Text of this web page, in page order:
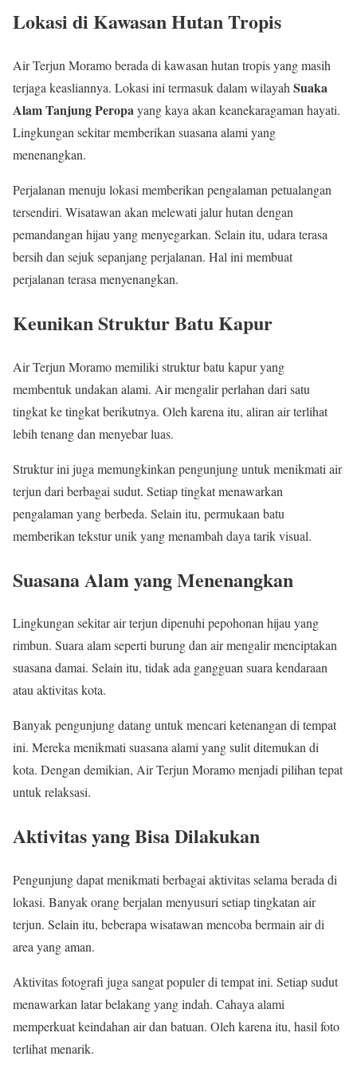
Lokasi di Kawasan Hutan Tropis
Air Terjun Moramo berada di kawasan hutan tropis yang masih
terjaga keasliannya. Lokasi ini termasuk dalam wilayah Suaka
Alam Tanjung Peropayang kaya akan keanekaragaman hayati.
Lingkungan sekitar memberikan suasana alami yang
menenangkan.
Perjalanan menuju lokasi memberikan pengalaman petualangan
tersendiri. Wisatawan akan melewati jalur hutan dengan
pemandangan hijau yang menyegarkan. Selain itu, udara terasa
bersih dan sejuk sepanjang perjalanan. Hal ini membuat
perjalanan terasa menyenangkan.
Keunikan Struktur Batu Kapur
Air Terjun Moramo memiliki struktur batu kapur yang
membentuk undakan alami. Air mengalir perlahan dari satu
tingkat ke tingkat berikutnya. Oleh karena itu, aliran air terlihat
lebih tenang dan menyebar luas.
Struktur ini juga memungkinkan pengunjung untuk menikmati air
terjun dari berbagai sudut. Setiap tingkat menawarkan
pengalaman yang berbeda. Selain itu, permukaan batu
memberikan tekstur unik yang menambah daya tarik visual.
Suasana Alam yang Menenangkan
Lingkungan sekitar air terjun dipenuhi pepohonan hijau yang
rimbun. Suara alam seperti burung dan air mengalir menciptakan
suasana damai. Selain itu, tidak ada gangguan suara kendaraan
atau aktivitas kota.
Banyak pengunjung datang untuk mencari ketenangan di tempat
ini. Mereka menikmati suasana alami yang sulit ditemukan di
kota. Dengan demikian, Air Terjun Moramo menjadi pilihan tepat
untuk relaksasi.
Aktivitas yang Bisa Dilakukan
Pengunjung dapat menikmati berbagai aktivitas selama berada di
lokasi. Banyak orang berjalan menyusuri setiap tingkatan air
terjun. Selain itu, beberapa wisatawan mencoba bermain air di
area yang aman.
Aktivitas fotografi juga sangat populer di tempat ini. Setiap sudut
menawarkan latar belakang yang indah. Cahaya alami
memperkuat keindahan air dan batuan. Oleh karena itu, hasil foto
terlihat menarik.